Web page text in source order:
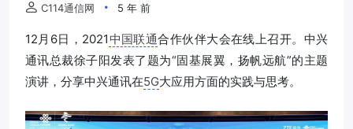
C114通信网 5 年 前
12月6日，2021中国联通合作伙伴大会在线上召开。中兴
通讯总裁徐子阳发表了题为“固基展翼，扬帆远航”的主题
演讲，分享中兴通讯在5G大应用方面的实践与思考。